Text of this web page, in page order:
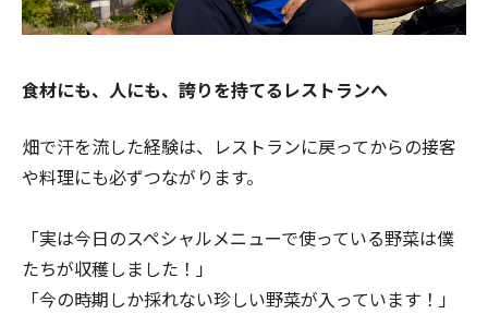
食材にも、人にも、誇りを持てるレストランへ
畑で汗を流した経験は、レストランに戻ってからの接客
や料理にも必ずつながります。
「実は今日のスペシャルメニューで使っている野菜は僕
たちが収穫しました！」
「今の時期しか採れない珍しい野菜が入っています！」